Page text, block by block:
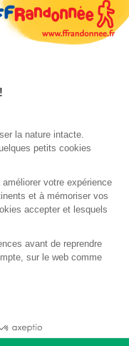
la nature intacte.
petits cookies
votre expérience
et à mémoriser vos
accepter et lesquels
avant de reprendre
sur le web comme